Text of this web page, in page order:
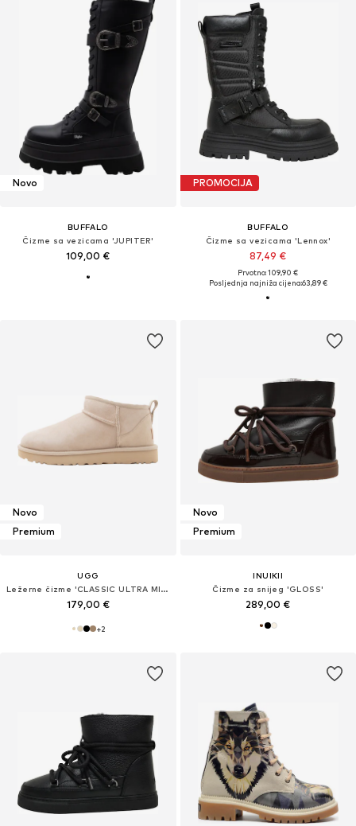
Novo
BUFFALO
Čizme sa vezicama 'JUPITER'
109,00 €
PROMOCIJA
BUFFALO
Čizme sa vezicama 'Lennox'
87,49 €
Prvotno: 109,90 €
Posljednja najniža cijena:63,89 €
Novo
Premium
UGG
Ležerne čizme 'CLASSIC ULTRA MINI'
179,00 €
+2
Novo
Premium
INUIKII
Čizme za snijeg 'GLOSS'
289,00 €